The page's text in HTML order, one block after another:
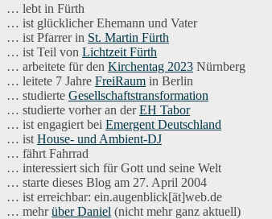
… lebt in Fürth
… ist glücklicher Ehemann und Vater
… ist Pfarrer in St. Martin Fürth
… ist Teil von Lichtzeit Fürth
… arbeitete für den Kirchentag 2023 Nürnberg
… leitete 7 Jahre FreiRaum in Berlin
… studierte Gesellschaftstransformation
… studierte vorher an derEH Tabor
… ist engagiert bei Emergent Deutschland
… ist House- und Ambient-DJ
… fährt Fahrrad
… interessiert sich für Gott und seine Welt
… starte dieses Blog am 27. April 2004
… ist erreichbar: ein.augenblick[ät]web.de
… mehrüber Daniel (nicht mehr ganz aktuell)